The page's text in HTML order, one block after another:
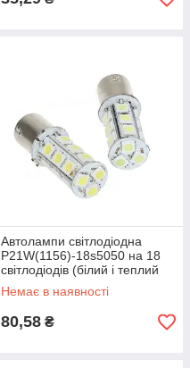
Автолампи світлодіодна
P21W(1156)-18s5050 на 18
світлодіодів (білий і теплий
білий)
Немає в наявності
80,58 ₴